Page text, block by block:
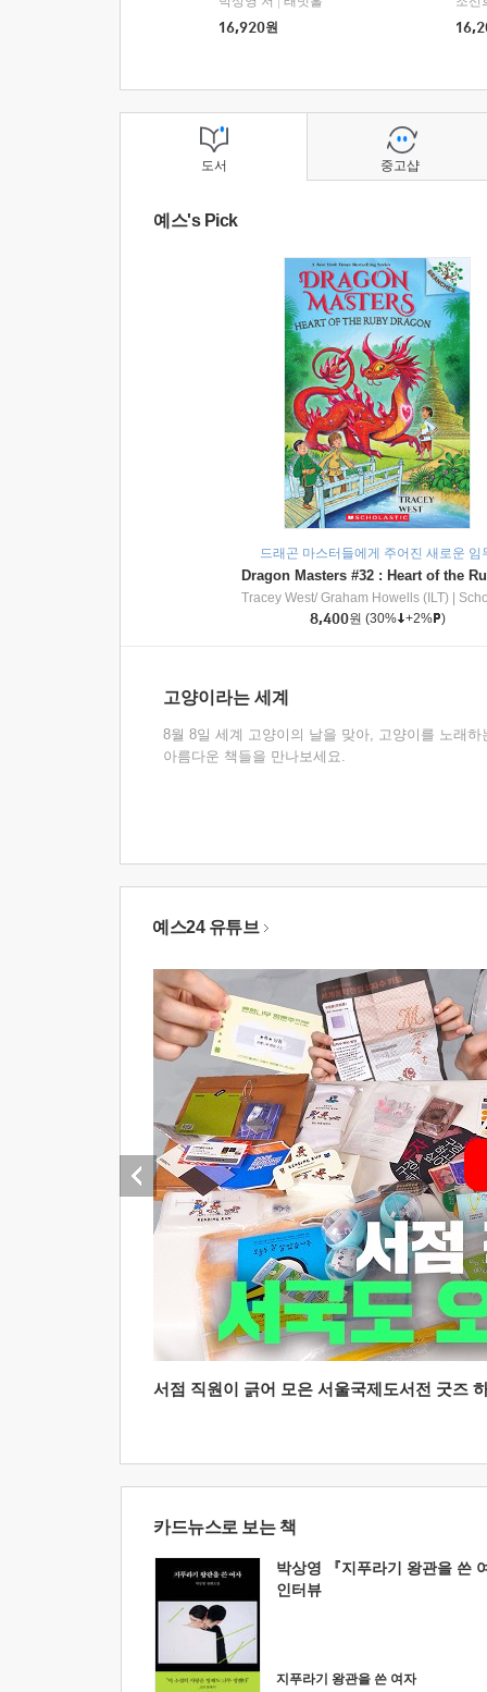
16,920원
도서
예스's Pick
드래곤 마스터들에게 주어진 새로운 임
Tracey West/ Graham Howells (ILT)
8,400원 (30% +2% )
고양이라는 세계
8월 8일 세계 고양이의 날을 맞아, 고양이를 노래하
아름다운 책들을 만나보세요.
중고샵
예스24 유튜브
서점 직원이 긁어 모은 서울국제도서전 굿즈
카드뉴스로 보는 책
박상영 『지푸라기 왕관을 쓴
인터뷰
지푸라기 왕관을 쓴 여자